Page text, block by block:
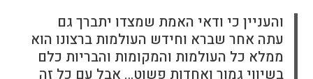
והעניין כי ודאי האמת שמצדו יתברך גם
עתה אחר שברא וחידש העולמות ברצונו הוא
ממלא כל העולמות והמקומות והבריות כלם
בשיווי גמור ואחדות פשוט… אבל עם כל זה